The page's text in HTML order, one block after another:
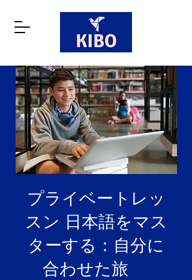
プライベートレッ
スン 日本語をマス
ターする：自分に
合わせた旅